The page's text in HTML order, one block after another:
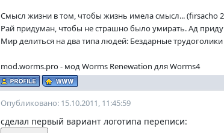
Смысл жизни в том, чтобы жизнь имела смысл... (firsacho
Рай придуман, чтобы не страшно было умирать. Ад
Мир делиться на два типа людей: Бездарные
mod.worms.pro - мод Worms Renewation для Worms4
Опубликовано: 15.10.2011, 11:45:59
сделал первый вариант логотипа переписи: